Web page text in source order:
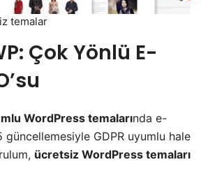
temalar
Çok Yönlü E-
WordPress temalarında e-
GDPR uyumlu hale
ücretsiz WordPress temaları